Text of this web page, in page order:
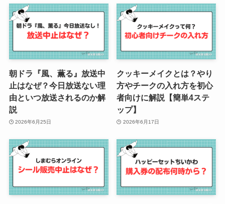
朝ドラ『風、薫る』放送中
止はなぜ？今日放送ない理
由といつ放送されるのか解
説
2026年6月25日
クッキーメイクとは？やり
方やチークの入れ方を初心
者向けに解説【簡単4ステ
ップ】
2026年6月17日